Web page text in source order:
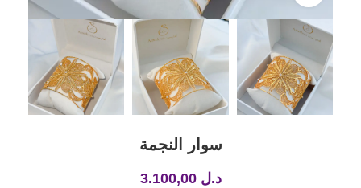
سوار النجمة
د.ل 3.100,00